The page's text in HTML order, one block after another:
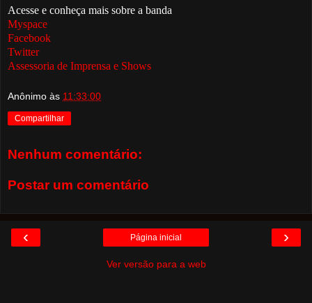
Acesse e conheça mais sobre a banda
Myspace
Facebook
Twitter
Assessoria de Imprensa e Shows
Anônimo às 11:33:00
Compartilhar
Nenhum comentário:
Postar um comentário
‹ ›
Página inicial
Ver versão para a web